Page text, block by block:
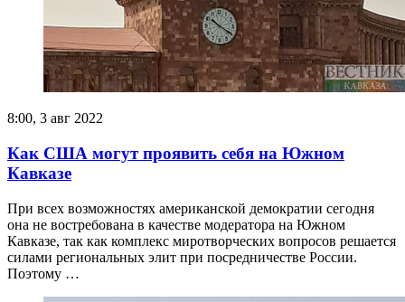
8:00, 3 авг 2022
Как США могут проявить себя на Южном
Кавказе
При всех возможностях американской демократии сегодня
она не востребована в качестве модератора на Южном
Кавказе, так как комплекс миротворческих вопросов решается
силами региональных элит при посредничестве России.
Поэтому …